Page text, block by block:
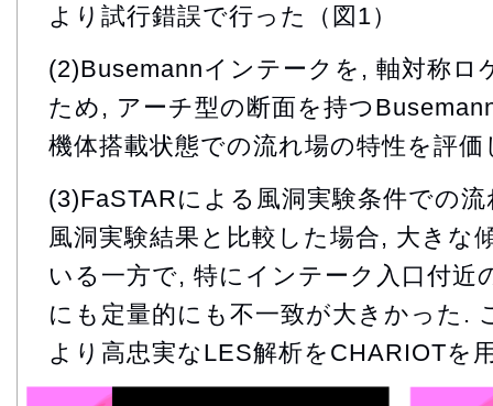
より試行錯誤で行った（図1）
(2)Busemannインテークを, 軸対称ロ
ため, アーチ型の断面を持つ
機体搭載状態での流れ場の特性を評価
(3)FaSTARによる風洞実験条件での
風洞実験結果と比較した場合, 大きな
いる一方で, 特にインテーク入口付近
にも定量的にも不一致が大きかった.
より高忠実なLES解析をCHARIOTを